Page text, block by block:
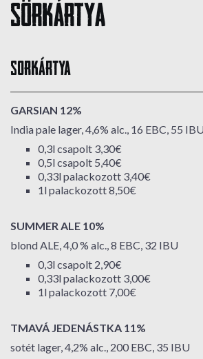
Sörkártya
SORKÁRTYA
GARSIAN 12%
India pale lager, 4,6% alc., 16 EBC, 55
0,3l csapolt 3,30€
0,5l csapolt 5,40€
0,33l palackozott 3,40€
1l palackozott 8,50€
SUMMER ALE 10%
blond ALE, 4,0 % alc., 8 EBC, 32 IBU
0,3l csapolt 2,90€
0,33l palackozott 3,00€
1l palackozott 7,00€
TMAVÁ JEDENÁSTKA 11%
sotét lager, 4,2% alc., 200 EBC, 35 IBU